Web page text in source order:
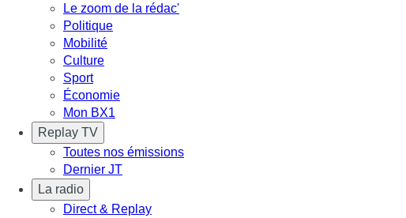
Le zoom de la rédac'
Politique
Mobilité
Culture
Sport
Économie
Mon BX1
Replay TV
Toutes nos émissions
Dernier JT
La radio
Direct & Replay